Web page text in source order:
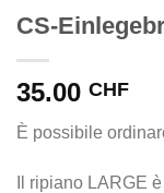
CS-
35.00 CHF
È possibile
Il ripiano LARGE